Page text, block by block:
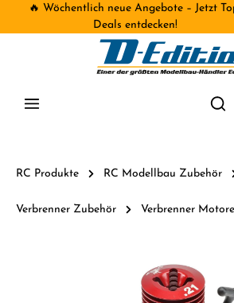
🔥 Wöchentlich neue Angebote – Jetzt
Deals entdecken!
RC Produkte RC Modellbau Zubehör
Verbrenner Zubehör Verbrenner